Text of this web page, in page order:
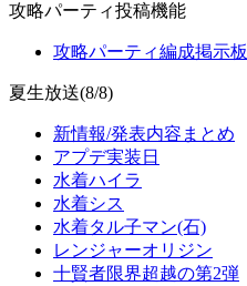
攻略パーティ投稿機能
攻略パーティ編成掲示板
夏生放送(8/8)
新情報/発表内容まとめ
アプデ実装日
水着ハイラ
水着シス
水着タル子マン(石)
レンジャーオリジン
十賢者限界超越の第2弾